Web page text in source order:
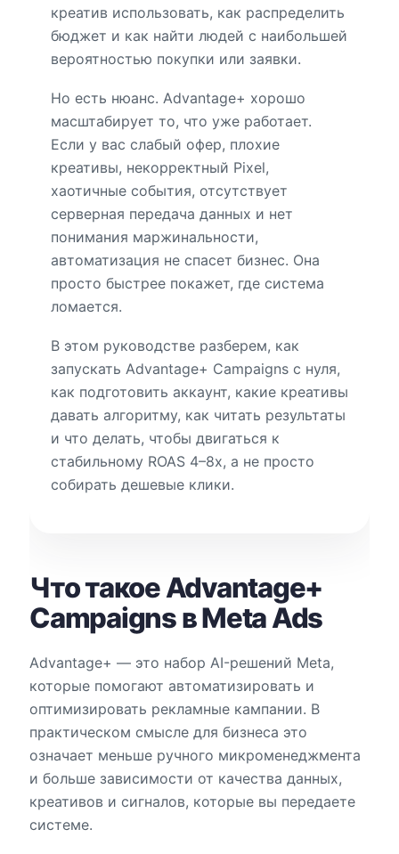
креатив использовать, как распределить
бюджет и как найти людей с наибольшей
вероятностью покупки или заявки.
Но есть нюанс. Advantage+ хорошо
масштабирует то, что уже работает.
Если у вас слабый офер, плохие
креативы, некорректный Pixel,
хаотичные события, отсутствует
серверная передача данных и нет
понимания маржинальности,
автоматизация не спасет бизнес. Она
просто быстрее покажет, где система
ломается.
В этом руководстве разберем, как
запускать Advantage+ Campaigns с нуля,
как подготовить аккаунт, какие креативы
давать алгоритму, как читать результаты
и что делать, чтобы двигаться к
стабильному ROAS 4–8x, а не просто
собирать дешевые клики.
Что такое Advantage+
Campaigns в Meta Ads
Advantage+ — это набор AI-решений Meta,
которые помогают автоматизировать и
оптимизировать рекламные кампании. В
практическом смысле для бизнеса это
означает меньше ручного микроменеджмента
и больше зависимости от качества данных,
креативов и сигналов, которые вы передаете
системе.